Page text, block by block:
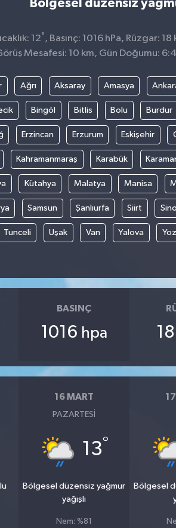
Bölgesel düzensiz
12° , Basınç: 1016 hPa, Rüzgar:
Mesafesi: 10 km, Gün Doğumu:
Ağrı Aksaray Amasya
Bingöl Bitlis Bolu Burdur
Erzincan Erzurum Eskişehir
Kahramanmaraş Karabük
Kütahya Malatya Manisa
Samsun Şanlıurfa Siirt
Tunceli Uşak Van Yalova
BASINÇ
1016 hpa 18
16 MART
PAZARTESI
13°
Bölgesel düzensiz yağmur
yağışlı
Nem: %81
Bölgesel